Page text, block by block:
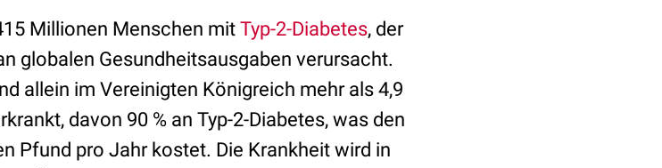
Millionen Menschen mit Typ-2-Diabetes, der
globalen Gesundheitsausgaben verursacht.
allein im Vereinigten Königreich mehr als 4,9
davon 90 % an Typ-2-Diabetes, was den
Pfund pro Jahr kostet. Die Krankheit wird in